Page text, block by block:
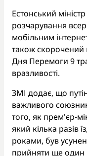
Естонський
розчарування
мобільним
також скорочений
Дня Перемоги 9
вразливості.
ЗМІ додає, що
важливого
того, як прем'єр-
який кілька разів
роками, був
прийняти ще один